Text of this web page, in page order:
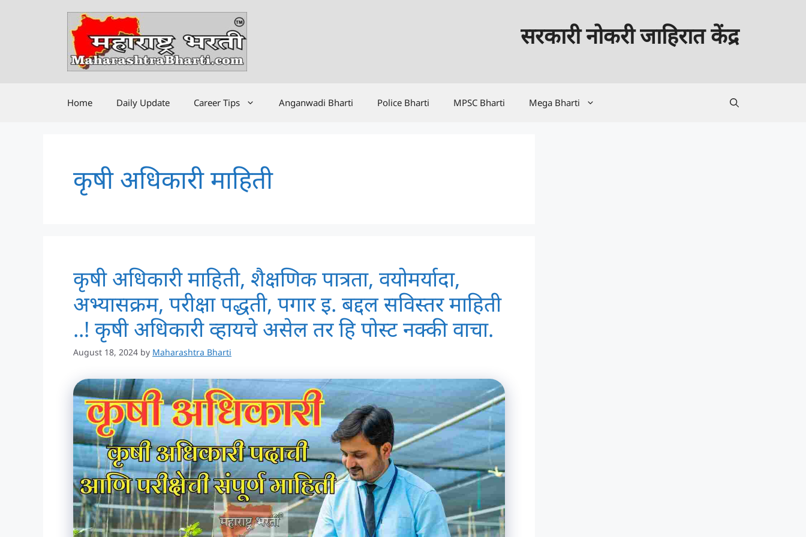
सरकारी नोकरी जाहिरात केंद्र
Home Daily Update Career Tips Anganwadi Bharti Police Bharti MPSC Bharti Mega Bharti
कृषी अधिकारी माहिती
कृषी अधिकारी माहिती, शैक्षणिक पात्रता, वयोमर्यादा,
अभ्यासक्रम, परीक्षा पद्धती, पगार इ. बद्दल सविस्तर माहिती
..! कृषी अधिकारी व्हायचे असेल तर हि पोस्ट नक्की वाचा.
August 18, 2024 by Maharashtra Bharti